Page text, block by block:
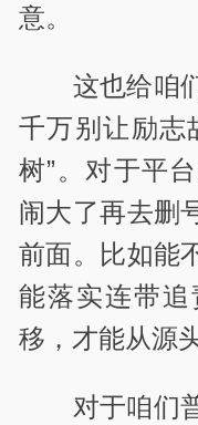
意。
这也给咱
千万别让励志
树”。对于平
闹大了再去删
前面。比如能
能落实连带
移，才能从源
对于咱们